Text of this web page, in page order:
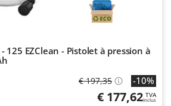
- 125 EZClean - Pistolet à pression à
€ 197,35 -10%
€ 177,62 TVA
Inclus